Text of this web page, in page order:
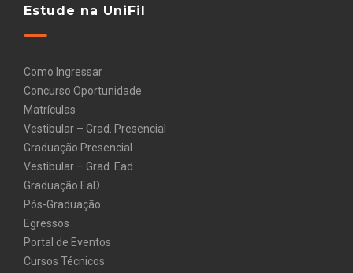
Estude na UniFil
Como Ingressar
Concurso Oportunidade
Matrículas
Vestibular – Grad. Presencial
Graduação Presencial
Vestibular – Grad. Ead
Graduação EaD
Pós-Graduação
Egressos
Portal de Eventos
Cursos Técnicos